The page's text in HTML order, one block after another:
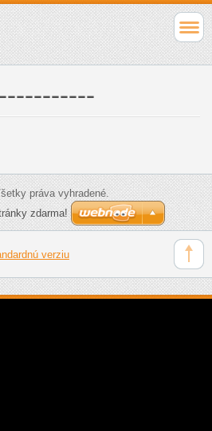
práva vyhradené.
zdarma!
verziu